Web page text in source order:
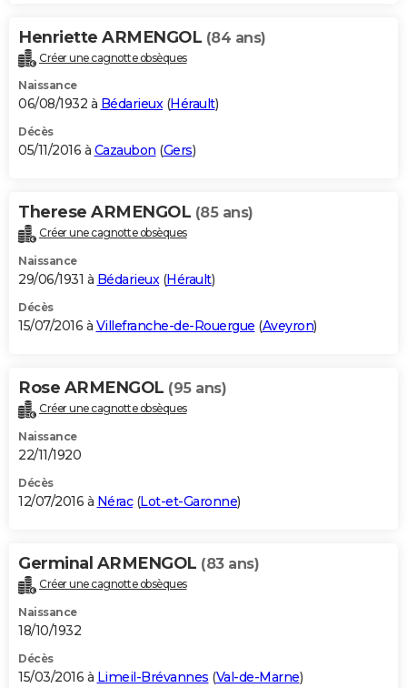
Henriette ARMENGOL (84 ans)
Créer une cagnotte obsèques
Naissance
06/08/1932 à Bédarieux(Hérault)
Décès
05/11/2016 à Cazaubon (Gers)
Therese ARMENGOL (85 ans)
Créer une cagnotte obsèques
Naissance
29/06/1931 à Bédarieux(Hérault)
Décès
15/07/2016 à Villefranche-de-Rouergue (Aveyron)
Rose ARMENGOL (95 ans)
Créer une cagnotte obsèques
Naissance
22/11/1920
Décès
12/07/2016 à Nérac(Lot-et-Garonne)
Germinal ARMENGOL (83 ans)
Créer une cagnotte obsèques
Naissance
18/10/1932
Décès
15/03/2016 à Limeil-Brévannes (Val-de-Marne)